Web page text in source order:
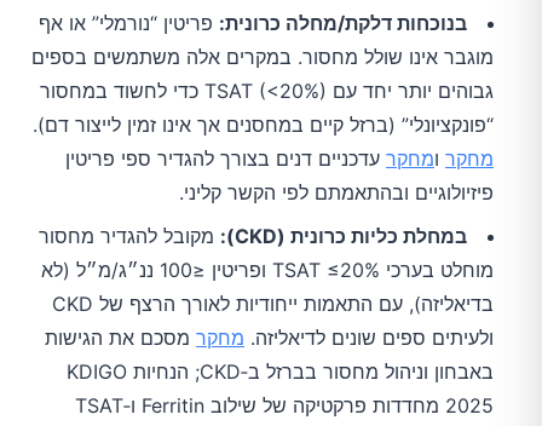
בנוכחות דלקת/מחלה כרונית: פריטין “נורמלי” או אף
מוגבר אינו שולל מחסור. במקרים אלה משתמשים בספים
גבוהים יותר יחד עם TSAT (<20%) כדי לחשוד במחסור
“פונקציונלי” (ברזל קיים במחסנים אך אינו זמין לייצור דם).
מחקר ומחקר עדכניים דנים בצורך להגדיר ספי פריטין
פיזיולוגיים ובהתאמתם לפי הקשר קליני.
במחלת כליות כרונית (CKD):
מקובל להגדיר מחסור
מוחלט בערכי TSAT ≤20% ופריטין ≤100 ננ״ג/מ״ל (לא
בדיאליזה), עם התאמות ייחודיות לאורך הרצף של CKD
ולעיתים ספים שונים לדיאליזה. מחקר מסכם את הגישות
באבחון וניהול מחסור בברזל ב‑CKD; הנחיות KDIGO
2025 מחדדות פרקטיקה של שילוב Ferritin ו‑TSAT